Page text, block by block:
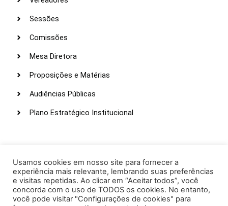
Sessões
Comissões
Mesa Diretora
Proposições e Matérias
Audiências Públicas
Plano Estratégico Institucional
Webmail
Intranet
Administração
Usamos cookies em nosso site para fornecer a
experiência mais relevante, lembrando suas preferências
e visitas repetidas. Ao clicar em “Aceitar todos”, você
concorda com o uso de TODOS os cookies. No entanto,
você pode visitar "Configurações de cookies" para